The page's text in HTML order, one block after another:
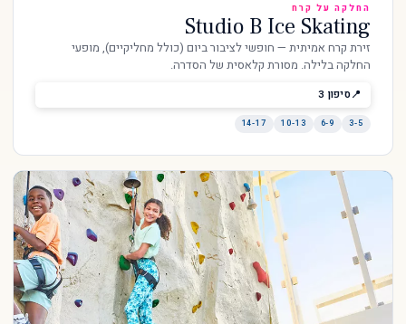
החלקה על קרח
Studio B Ice Skating
זירת קרח אמיתית — חופשי לציבור ביום (כולל מחליקיים), מופעי
החלקה בלילה. מסורת קלאסית של הסדרה.
סיפון 3
3-5
6-9
10-13
14-17